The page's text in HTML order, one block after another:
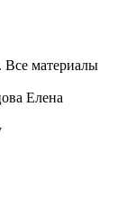
материалы
Елена